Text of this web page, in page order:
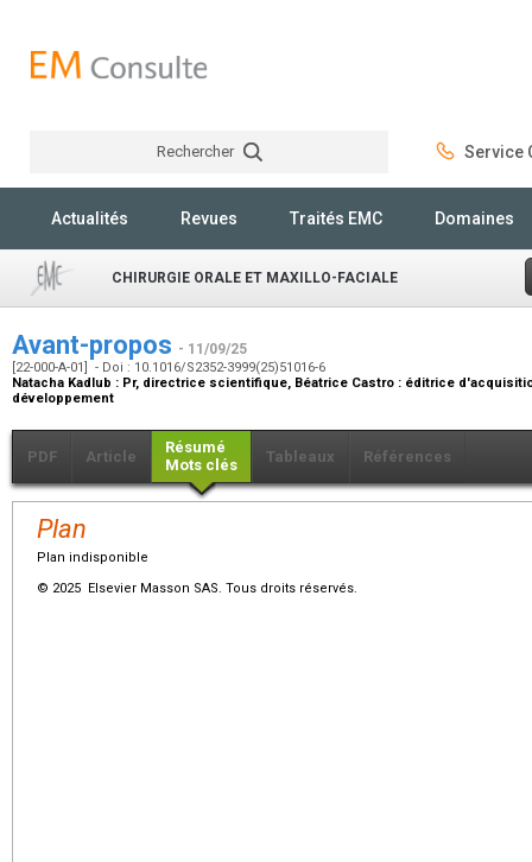
Rechercher Service
Actualités Revues Traités EMC Domaines
CHIRURGIE ORALE ET MAXILLO-FACIALE
Avant-propos - 11/09/25
[22-000-A-01] - Doi : 10.1016/S2352-3999(25)51016-6
Natacha Kadlub : Pr, directrice scientifique, Béatrice Castro : éditrice
développement
PDF Article
Résumé
Mots clés
Tableaux Références
Plan
Plan indisponible
© 2025 Elsevier Masson SAS. Tous droits réservés.